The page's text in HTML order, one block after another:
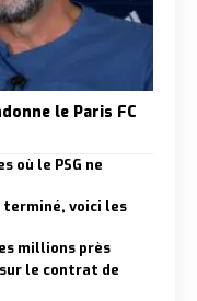
le Paris FC
où le PSG ne
terminé, voici les
millions près
le contrat de